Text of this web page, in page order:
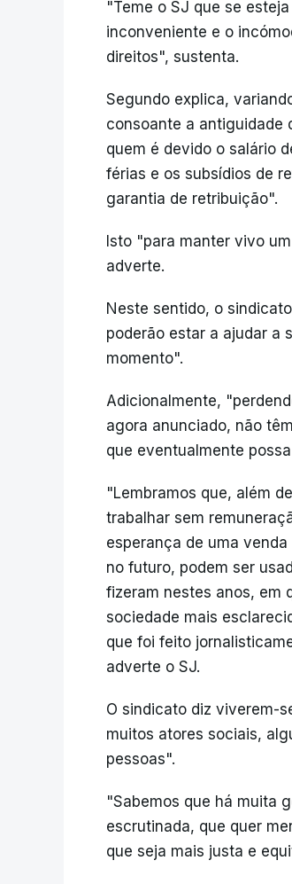
"Teme o SJ que se
inconveniente e o
direitos", sustenta.
Segundo explica,
consoante a antiguidade
quem é devido o salário
férias e os subsídios de
garantia de retribuição".
Isto "para manter vivo
adverte.
Neste sentido, o
poderão estar a ajudar a
momento".
Adicionalmente,
agora anunciado, não
que eventualmente
"Lembramos que, além
trabalhar sem
esperança de uma
no futuro, podem ser
fizeram nestes anos, em
sociedade mais
que foi feito
adverte o SJ.
O sindicato diz viverem-
muitos atores sociais,
pessoas".
"Sabemos que há muita
escrutinada, que quer
que seja mais justa e